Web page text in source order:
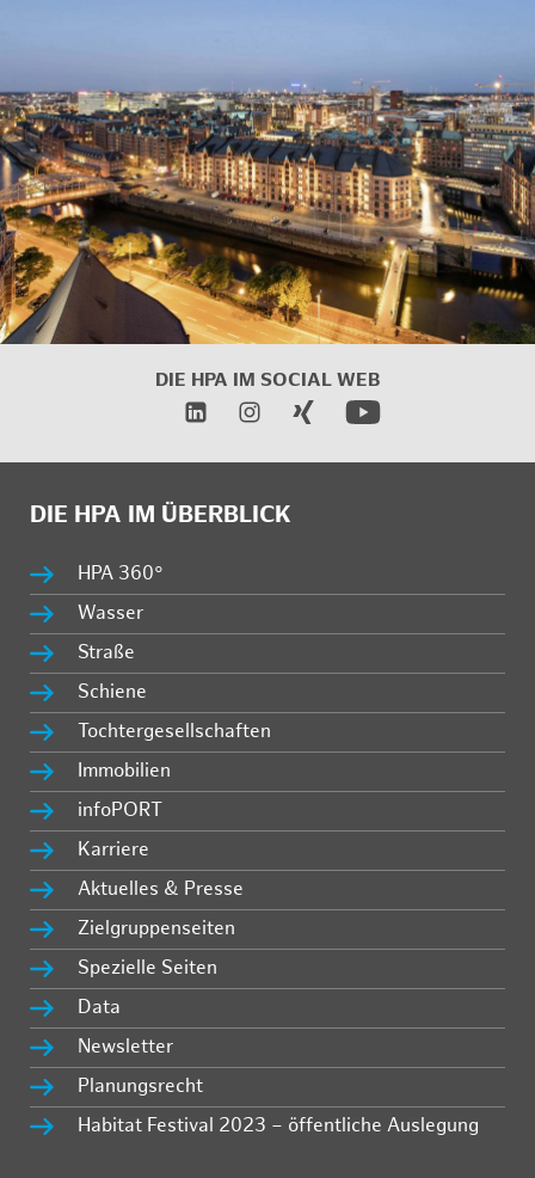
DIE HPA IM SOCIAL WEB
DIE HPA IM ÜBERBLICK
HPA 360°
Wasser
Straße
Schiene
Tochtergesellschaften
Immobilien
infoPORT
Karriere
Aktuelles & Presse
Zielgruppenseiten
Spezielle Seiten
Data
Newsletter
Planungsrecht
Habitat Festival 2023 – öffentliche Auslegung